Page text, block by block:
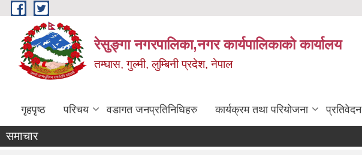
Skip to main content
रेसुङ्गा नगरपालिका,नगर कार्यपालिकाको कार्यालय
तम्घास, गुल्मी, लुम्बिनी प्रदेश, नेपाल
गृहपृष्ठ परिचय वडागत जनप्रतिनिधिहरु कार्यक्रम तथा परियोजना प्रतिवेदन
समाचार